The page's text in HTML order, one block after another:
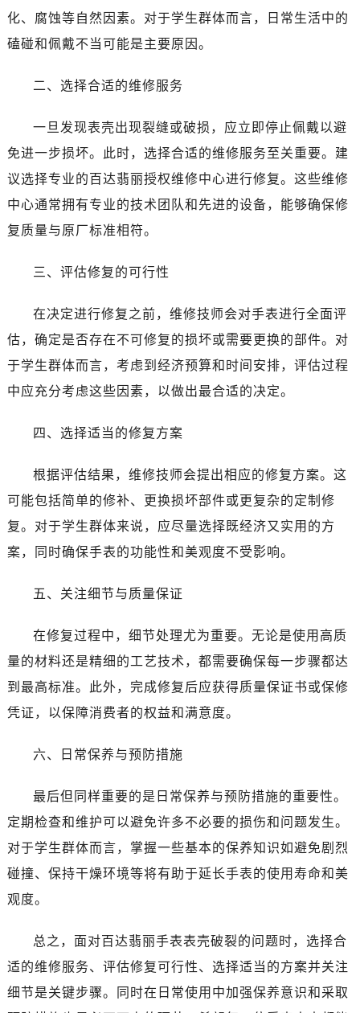
化、腐蚀等自然因素。对于学生群体而言，日常生活中的
磕碰和佩戴不当可能是主要原因。
二、选择合适的维修服务
一旦发现表壳出现裂缝或破损，应立即停止佩戴以避
免进一步损坏。此时，选择合适的维修服务至关重要。建
议选择专业的百达翡丽授权维修中心进行修复。这些维修
中心通常拥有专业的技术团队和先进的设备，能够确保修
复质量与原厂标准相符。
三、评估修复的可行性
在决定进行修复之前，维修技师会对手表进行全面评
估，确定是否存在不可修复的损坏或需要更换的部件。对
于学生群体而言，考虑到经济预算和时间安排，评估过程
中应充分考虑这些因素，以做出最合适的决定。
四、选择适当的修复方案
根据评估结果，维修技师会提出相应的修复方案。这
可能包括简单的修补、更换损坏部件或更复杂的定制修
复。对于学生群体来说，应尽量选择既经济又实用的方
案，同时确保手表的功能性和美观度不受影响。
五、关注细节与质量保证
在修复过程中，细节处理尤为重要。无论是使用高质
量的材料还是精细的工艺技术，都需要确保每一步骤都达
到最高标准。此外，完成修复后应获得质量保证书或保修
凭证，以保障消费者的权益和满意度。
六、日常保养与预防措施
最后但同样重要的是日常保养与预防措施的重要性。
定期检查和维护可以避免许多不必要的损伤和问题发生。
对于学生群体而言，掌握一些基本的保养知识如避免剧烈
碰撞、保持干燥环境等将有助于延长手表的使用寿命和美
观度。
总之，面对百达翡丽手表表壳破裂的问题时，选择合
适的维修服务、评估修复可行性、选择适当的方案并关注
细节是关键步骤。同时在日常使用中加强保养意识和采取